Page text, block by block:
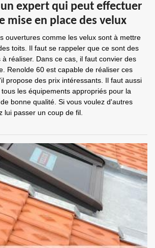
expert qui peut effectuer
mise en place des velux
ouvertures comme les velux sont à mettre
toits. Il faut se rappeler que ce sont des
réaliser. Dans ce cas, il faut convier des
Renolde 60 est capable de réaliser ces
propose des prix intéressants. Il faut aussi
les équipements appropriés pour la
bonne qualité. Si vous voulez d'autres
lui passer un coup de fil.